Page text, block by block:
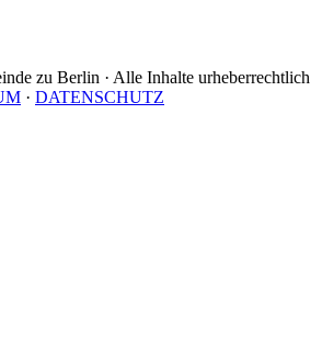
zu Berlin · Alle Inhalte urheberrechtlich
· DATENSCHUTZ